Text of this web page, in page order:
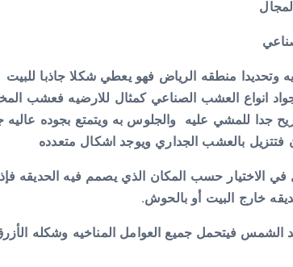
وتحديدا منطقه الرياض فهو يعطي شكلا جاذبا
جدا للمشي عليه والجلوس به ويتمتع بجوده
فتتزيل بالعشب الجداري ويوجد اشكال متعدده
الاختيار حسب المكان الذي يصمم فيه الحديقه
خارج البيت أو بالحوش.
فيتحمل جميع العوامل المناخيه وشكله